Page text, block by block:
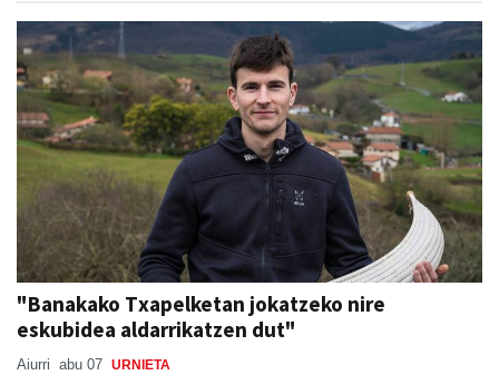
"Banakako Txapelketan jokatzeko nire
eskubidea aldarrikatzen dut"
Aiurri abu 07 URNIETA